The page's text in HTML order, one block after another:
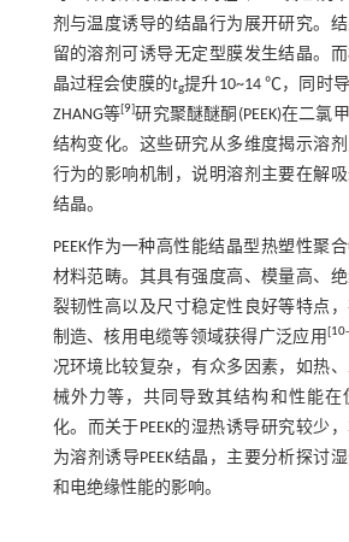
剂与温度诱导的结晶行为展开研究。
留的溶剂可诱导无定型膜发生结晶。
晶过程会使膜的tg提升10~14 ℃，同时
ZHANG等[9]研究聚醚醚酮(PEEK)在二氯
结构变化。这些研究从多维度揭示溶
行为的影响机制，说明溶剂主要在解
结晶。
PEEK作为一种高性能结晶型热塑性聚
材料范畴。其具有强度高、模量高、
裂韧性高以及尺寸稳定性良好等特点
制造、核用电缆等领域获得广泛应用 [10-
况环境比较复杂，有众多因素，如热
械外力等，共同导致其结构和性能在
化。而关于PEEK的湿热诱导研究较少
为溶剂诱导PEEK结晶，主要分析探讨
和电绝缘性能的影响。